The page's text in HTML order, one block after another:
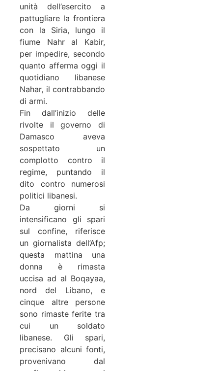
unità dell’esercito a
pattugliare la frontiera
con la Siria, lungo il
fiume Nahr al Kabir,
per impedire, secondo
quanto afferma oggi il
quotidiano libanese
Nahar, il contrabbando
di armi.
Fin dall’inizio delle
rivolte il governo di
Damasco aveva
sospettato un
complotto contro il
regime, puntando il
dito contro numerosi
politici libanesi.
Da giorni si
intensificano gli spari
sul confine, riferisce
un giornalista dell’Afp;
questa mattina una
donna è rimasta
uccisa ad al Boqayaa,
nord del Libano, e
cinque altre persone
sono rimaste ferite tra
cui un soldato
libanese. Gli spari,
precisano alcuni fonti,
provenivano dal